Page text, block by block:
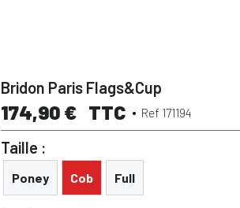
Bridon Paris Flags&Cup
174,90 € TTC Ref 171194
Taille :
Poney Cob Full